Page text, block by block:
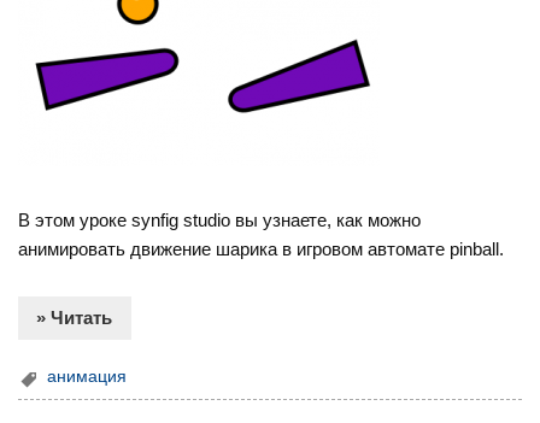
В этом уроке synfig studio вы узнаете, как можно
анимировать движение шарика в игровом автомате pinball.
» Читать
анимация